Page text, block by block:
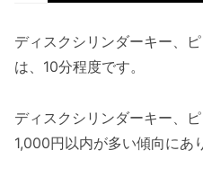
ディスクシリンダーキー、
は、10分程度です。
ディスクシリンダーキー、
1,000円以内が多い傾向にあ